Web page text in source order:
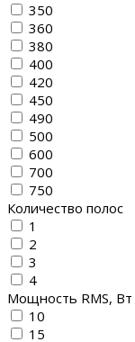
350
360
380
400
420
450
490
500
600
700
750
Количество полос
1
2
3
4
Мощность RMS, Вт
10
15